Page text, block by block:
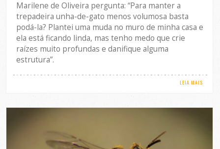
Marilene de Oliveira pergunta: “Para manter a
trepadeira unha-de-gato menos volumosa basta
podá-la? Plantei uma muda no muro de minha casa e
ela está ficando linda, mas tenho medo que crie
raízes muito profundas e danifique alguma
estrutura”.
LEIA MAIS